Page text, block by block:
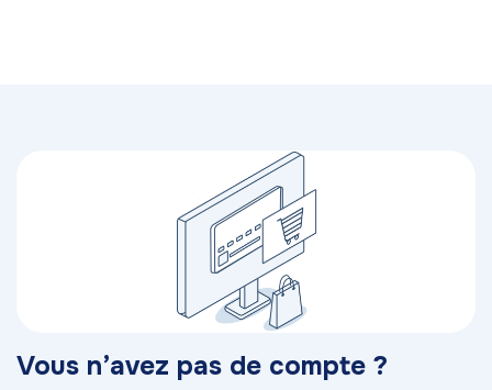
Vous n’avez pas de compte ?